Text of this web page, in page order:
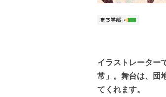
イラストレーター
常」。舞台は、団
てくれます。